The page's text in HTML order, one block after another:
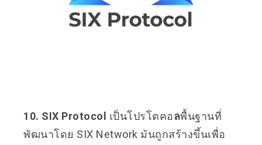
10. SIX Protocol เป็นโปรโตคอลพื้นฐานที่
พัฒนาโดย SIX Network มันถูกสร้างขึ้นเพื่อ